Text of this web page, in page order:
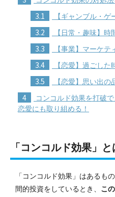
3.1 【ギャンブル・ゲ
3.2 【日常・趣味】時
3.3 【事業】マーケテ
3.4 【恋愛】過ごした
3.5 【恋愛】思い出の
4
コンコルド効果を打破
恋愛にも取り組める！
「コンコルド効果」と
「コンコルド効果」はあるも
間的投資をしているとき、 こ